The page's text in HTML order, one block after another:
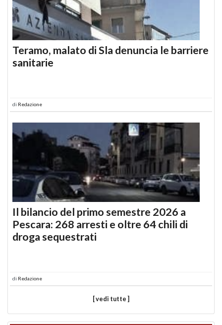
Teramo, malato di Sla denuncia le barriere
sanitarie
di Redazione
Il bilancio del primo semestre 2026 a
Pescara: 268 arresti e oltre 64 chili di
droga sequestrati
di Redazione
[ vedi tutte ]